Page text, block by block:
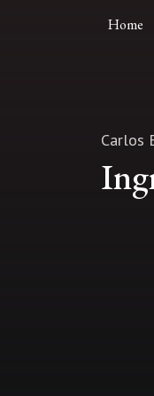
Home
Carlos